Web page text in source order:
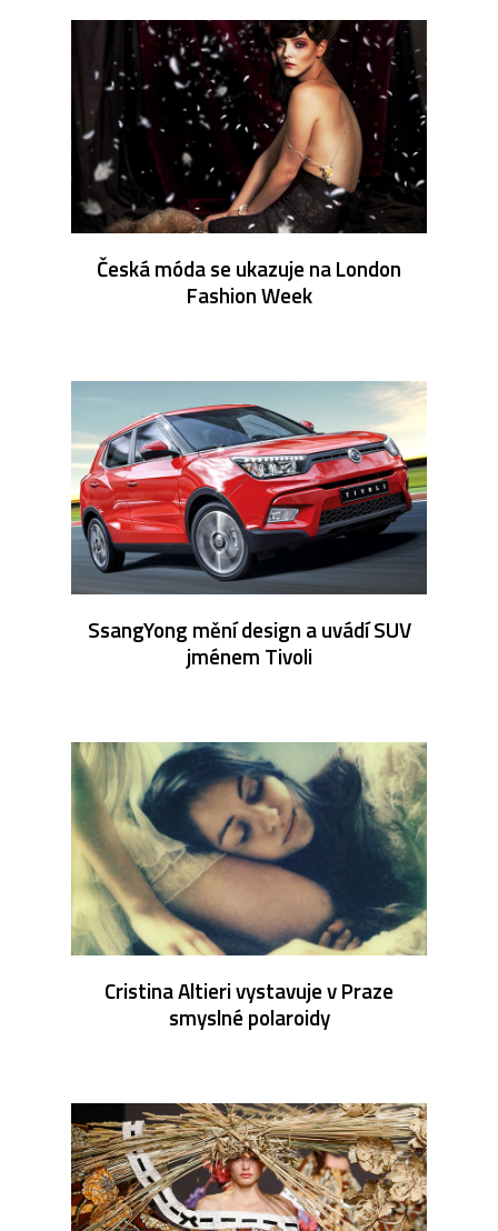
Česká móda se ukazuje na London
Fashion Week
SsangYong mění design a uvádí SUV
jménem Tivoli
Cristina Altieri vystavuje v Praze
smyslné polaroidy